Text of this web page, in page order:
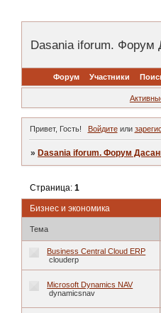
Dasania iforum. Форум
Форум Участники
Привет, Гость! Войдитеили
» Dasania iforum. Форум
Бизнес и экономика
Страница:1
Тема
Business Central Cloud ERP
clouderp
Microsoft Dynamics NAV
dynamicsnav